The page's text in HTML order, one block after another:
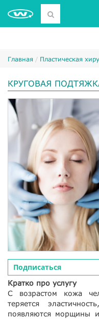
Главная Пластическая
КРУГОВАЯ
Подписаться
Кратко про услугу
С возрастом кожа
теряется
появляются морщины